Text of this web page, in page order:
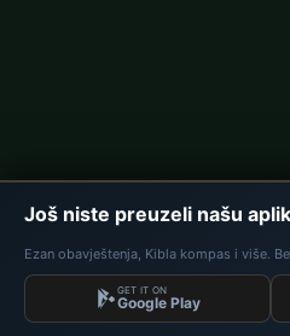
Podaci: Diyanet İşleri
Još niste preuzeli našu
Ezan obavještenja, Kibla kompas i više.
GET IT ON
Google Play